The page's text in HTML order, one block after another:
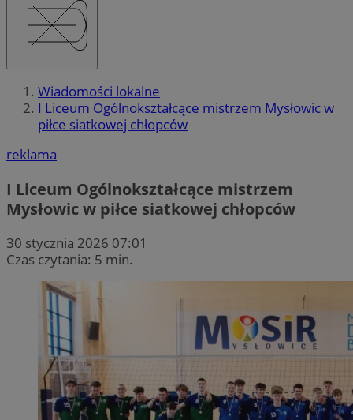
Wiadomości lokalne
I Liceum Ogólnokształcące mistrzem Mysłowic w
piłce siatkowej chłopców
reklama
I Liceum Ogólnokształcące mistrzem
Mysłowic w piłce siatkowej chłopców
30 stycznia 2026 07:01
Czas czytania: 5 min.